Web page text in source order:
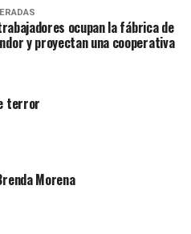
padres con sus hijas,
los pares que no tienen
se vuelve muy
choque frontal. Mi método
que puedan encarnar la
de 41 años.
ocupan la fábrica de
y proyectan una cooperativa
terror
Morena